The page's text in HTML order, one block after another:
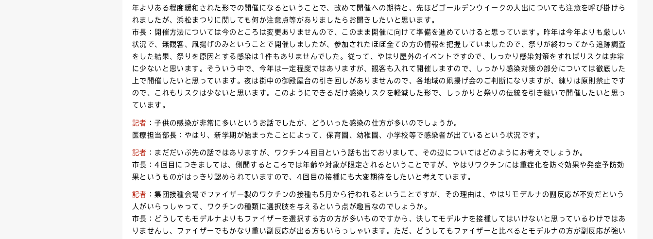
年よりある程度緩和された形での開催になるということで、改めて開催への期待と、先ほどゴールデンウイークの人出についても注意を呼び掛けら
れましたが、浜松まつりに関しても何か注意点等がありましたらお聞きしたいと思います。
市長：開催方法については今のところは変更ありませんので、このまま開催に向けて準備を進めていけると思っています。昨年は今年よりも厳しい
状況で、無観客、凧揚げのみということで開催しましたが、参加されたほぼ全ての方の情報を把握していましたので、祭りが終わってから追跡調査
をした結果、祭りを原因とする感染は1件もありませんでした。従って、やはり屋外のイベントですので、しっかり感染対策をすればリスクは非常
に少ないと思います。そういう中で、今年は一定程度ではありますが、観客も入れて開催しますので、しっかり感染対策の部分については徹底した
上で開催したいと思っています。夜は街中の御殿屋台の引き回しがありませんので、各地域の凧揚げ会のご判断になりますが、練りは原則禁止です
ので、これもリスクは少ないと思います。このようにできるだけ感染リスクを軽減した形で、しっかりと祭りの伝統を引き継いで開催したいと思っ
ています。
記者 ：子供の感染が非常に多いというお話でしたが、どういった感染の仕方が多いのでしょうか。
医療担当部長：やはり、新学期が始まったことによって、保育園、幼稚園、小学校等で感染者が出ているという状況です。
記者 ：まだだいぶ先の話ではありますが、ワクチン4回目という話も出ておりまして、その辺についてはどのようにお考えでしょうか。
市長：4回目につきましては、側聞するところでは年齢や対象が限定されるということですが、やはりワクチンには重症化を防ぐ効果や発症予防効
果というものがはっきり認められていますので、4回目の接種にも大変期待をしたいと考えています。
記者 ：集団接種会場でファイザー製のワクチンの接種も5月から行われるということですが、その理由は、やはりモデルナの副反応が不安だという
人がいらっしゃって、ワクチンの種類に選択肢を与えるという点が趣旨なのでしょうか。
市長：どうしてもモデルナよりもファイザーを選択する方の方が多いものですから、決してモデルナを接種してはいけないと思っているわけではあ
りませんし、ファイザーでもかなり重い副反応が出る方もいらっしゃいます。ただ、どうしてもファイザーと比べるとモデルナの方が副反応が強い